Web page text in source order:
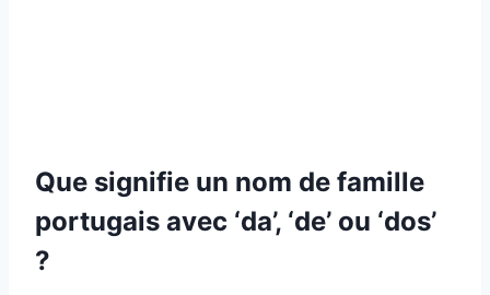
Que signifie un nom de famille
portugais avec ‘da’, ‘de’ ou ‘dos’
?